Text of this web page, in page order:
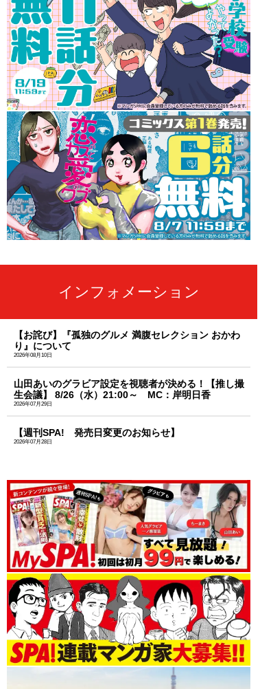
インフォメーション
【お詫び】『孤独のグルメ 満腹セレクション おかわ
り』について
2026年08月10日
山田あいのグラビア設定を視聴者が決める！【推し撮
生会議】 8/26（水）21:00～ MC：岸明日香
2026年07月29日
【週刊SPA! 発売日変更のお知らせ】
2026年07月28日